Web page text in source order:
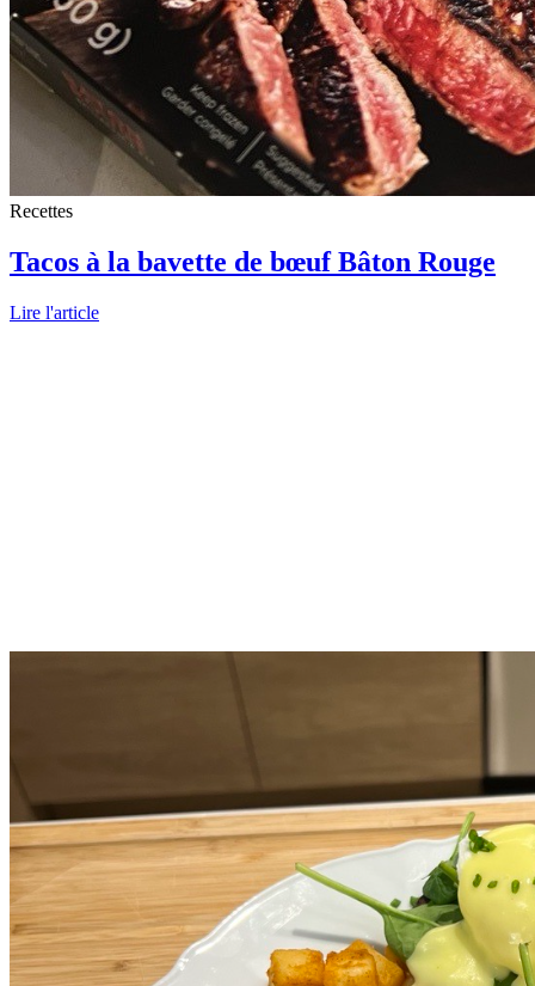
Recettes
Tacos à la bavette de bœuf Bâton Rouge
Lire l'article